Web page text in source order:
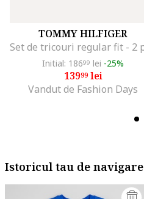
TOMMY HILFIGER
Initial: 18699 lei -25%
13999lei
Vandut de Fashion Days
Istoricul tau de navigare